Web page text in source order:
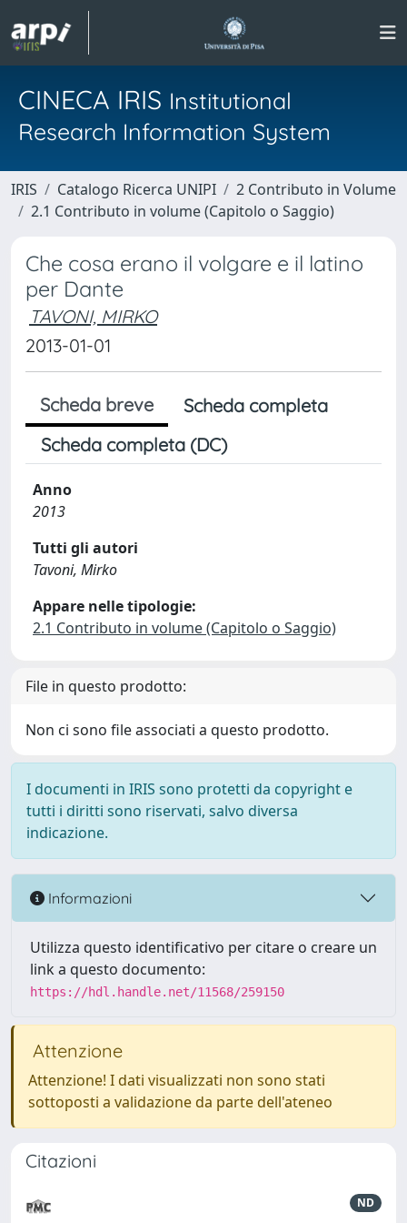
CINECA IRIS Institutional
Research Information System
IRIS Catalogo Ricerca UNIPI
2 Contributo in Volume
2.1 Contributo in volume (Capitolo o Saggio)
Che cosa erano il volgare e il latino
per Dante
TAVONI, MIRKO
2013-01-01
Scheda breve
Scheda completa
Scheda completa (DC)
Anno
2013
Tutti gli autori
Tavoni, Mirko
Appare nelle tipologie:
2.1 Contributo in volume (Capitolo o Saggio)
File in questo prodotto:
Non ci sono file associati a questo prodotto.
I documenti in IRIS sono protetti da copyright e
tutti i diritti sono riservati, salvo diversa
indicazione.
Informazioni
Utilizza questo identificativo per citare o creare un
link a questo documento:
https://hdl.handle.net/11568/259150
Attenzione
Attenzione! I dati visualizzati non sono stati
sottoposti a validazione da parte dell'ateneo
Citazioni
ND